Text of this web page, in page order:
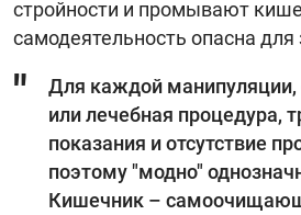
стройности и промывают
самодеятельность опасна для
Для каждой манипуляции,
или лечебная процедура,
показания и отсутствие
поэтому "модно"
Кишечник –